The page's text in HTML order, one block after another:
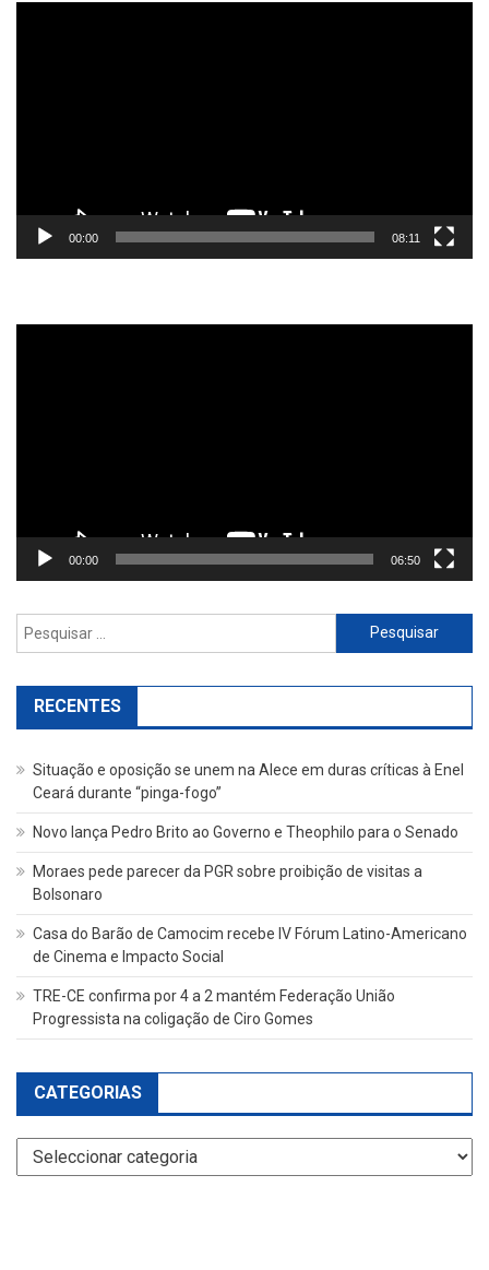
00:00 08:11
00:00 06:50
Pesquisar
por:
RECENTES
Situação e oposição se unem na Alece em duras críticas à Enel
Ceará durante “pinga-fogo”
Novo lança Pedro Brito ao Governo e Theophilo para o Senado
Moraes pede parecer da PGR sobre proibição de visitas a
Bolsonaro
Casa do Barão de Camocim recebe IV Fórum Latino-Americano
de Cinema e Impacto Social
TRE-CE confirma por 4 a 2 mantém Federação União
Progressista na coligação de Ciro Gomes
CATEGORIAS
Categorias